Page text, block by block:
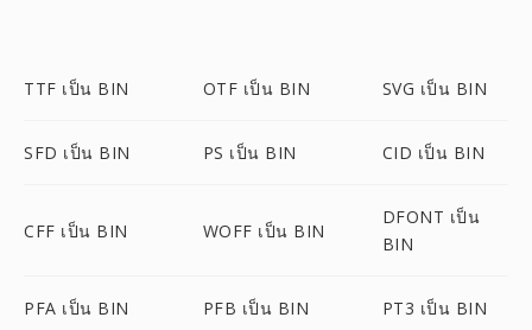
TTF เป็น BIN OTF เป็น BIN SVG เป็น BIN
SFD เป็น BIN PS เป็น BIN CID เป็น BIN
CFF เป็น BIN WOFF เป็น BIN
DFONT เป็น
BIN
PFA เป็น BIN PFB เป็น BIN PT3 เป็น BIN